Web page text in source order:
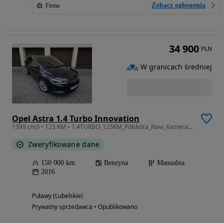
Firma Zobacz ogłoszenia
Opel Astra 1.4 Turbo Innovation
1399 cm3 • 125 KM • 1.4TURBO_125KM_Półskóra_Navi_Kamera_Asystent_Blisy_Chromy_SuperStan! !
Zweryfikowane dane
150 000 km Benzyna
Manualna
2016
Puławy (Lubelskie)
Prywatny sprzedawca • Opublikowano
34 900 PLN
W granicach średniej